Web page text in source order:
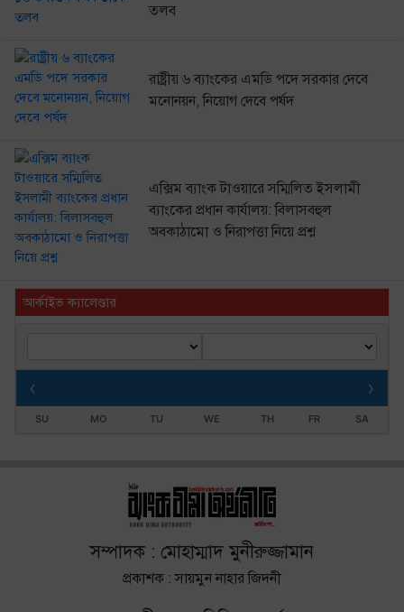
তলব
রাষ্ট্রীয় ৬ ব্যাংকের এমডি পদে সরকার দেবে
মনোনয়ন, নিয়োগ দেবে পর্ষদ
এক্সিম ব্যাংক টাওয়ারে সম্মিলিত ইসলামী
ব্যাংকের প্রধান কার্যালয়: বিলাসবহুল
অবকাঠামো ও নিরাপত্তা নিয়ে প্রশ্ন
আর্কাইভ ক্যালেণ্ডার
‹ ›
SU MO TU WE TH FR SA
সম্পাদক : মোহাম্মাদ মুনীরুজ্জামান
প্রকাশক : সায়মুন নাহার জিদনী